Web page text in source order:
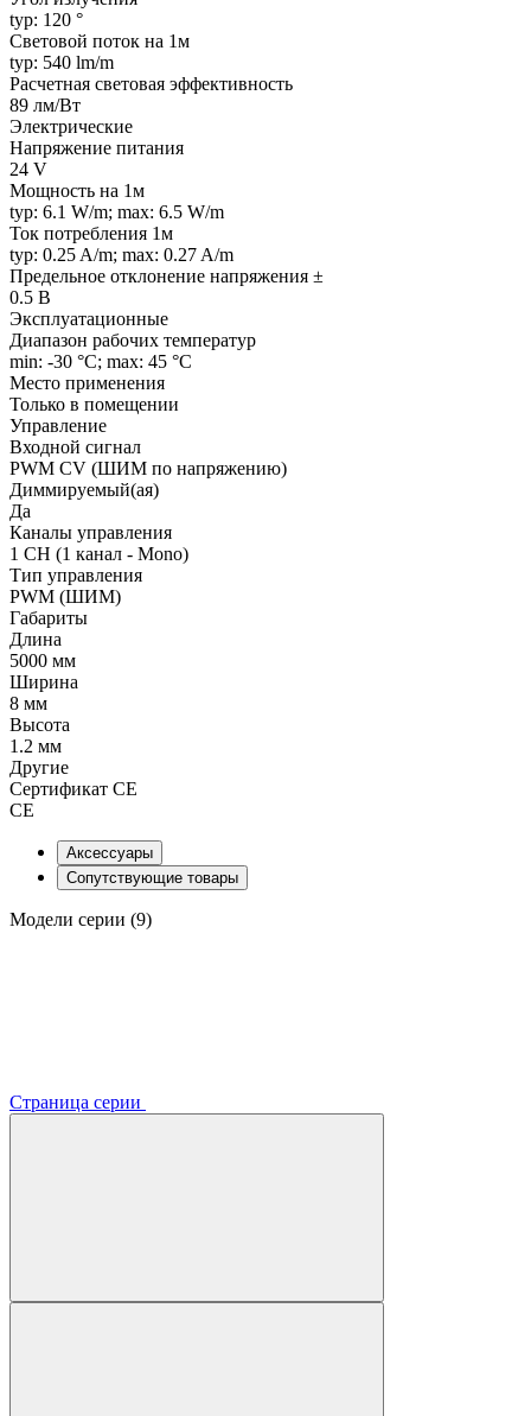
typ: 120 °
Световой поток на 1м
typ: 540 lm/m
Расчетная световая эффективность
89 лм/Вт
Электрические
Напряжение питания
24 V
Мощность на 1м
typ: 6.1 W/m; max: 6.5 W/m
Ток потребления 1м
typ: 0.25 A/m; max: 0.27 A/m
Предельное отклонение напряжения ±
0.5 В
Эксплуатационные
Диапазон рабочих температур
min: -30 °C; max: 45 °C
Место применения
Только в помещении
Управление
Входной сигнал
PWM СV (ШИМ по напряжению)
Диммируемый(ая)
Да
Каналы управления
1 CH (1 канал - Mono)
Тип управления
PWM (ШИМ)
Габариты
Длина
5000 мм
Ширина
8 мм
Высота
1.2 мм
Другие
Сертификат CE
CE
Аксессуары
Сопутствующие товары
Модели серии (9)
Страница серии